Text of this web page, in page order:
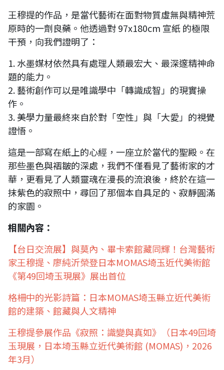
王穆提的作品，是當代藝術在面對物質虛無與精神荒
原時的一劑良藥。他透過對 97x180cm 宣紙 的極限
干預，向我們證明了：
1. 水墨媒材依然具有處理人類最宏大、最深邃精神命
題的能力。
2. 藝術創作可以是唯識學中「轉識成智」的現實操
作。
3. 美學力量最終來自於對「空性」與「大愛」的視覺
證悟。
這是一部寫在紙上的心經，一座立於當代的聖殿。在
那些墨色與褶皺的深處，我們不僅看見了藝術家的才
華，更看見了人類靈魂在漫長的流浪後，終於在這一
抹紫色的寂照中，尋回了那個本自具足的、寂靜圓滿
的家園。
相關內容：
【台日交流展】與莫內、畢卡索館藏同輝！台灣藝術
家王穆提、廖純沂榮登日本MOMAS埼玉近代美術館
《第49回埼玉現展》展出首位
格柵中的光影詩篇：日本MOMAS埼玉縣立近代美術
館的建築、館藏與人文精神
王穆提參展作品《寂照：識變與真如》（日本49回埼
玉現展，日本埼玉縣立近代美術館 (MOMAS)，2026
年3月）